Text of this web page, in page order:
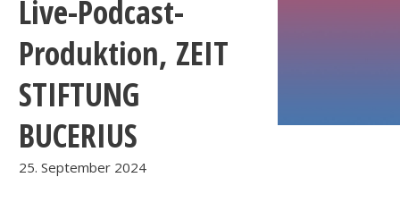
Live-Podcast-
Produktion, ZEIT
STIFTUNG
BUCERIUS
25. September 2024